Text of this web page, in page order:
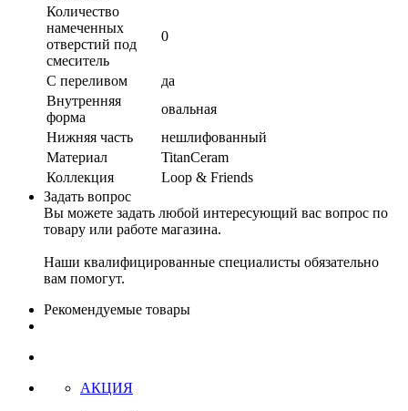
Количество
намеченных
отверстий под
смеситель
0
С переливом
да
Внутренняя
форма
овальная
Нижняя часть
нешлифованный
Материал
TitanCeram
Коллекция
Loop & Friends
Задать вопрос
Вы можете задать любой интересующий вас вопрос по
товару или работе магазина.
Наши квалифицированные специалисты обязательно
вам помогут.
Рекомендуемые товары
АКЦИЯ